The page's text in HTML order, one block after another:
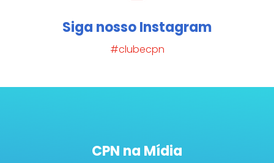
Siga nosso Instagram
#clubecpn
CPN na Mídia